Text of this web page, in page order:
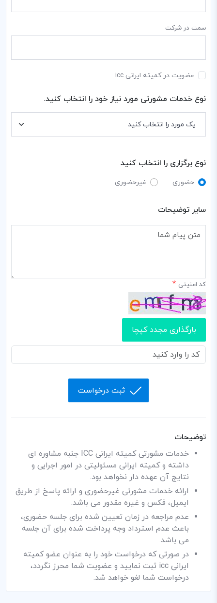
سمت در شرکت
عضویت در کمیته ایرانی icc
نوع خدمات مشورتی مورد نیاز خود را انتخاب کنید.
نوع برگزاری را انتخاب کنید
حضوری غیرحضوری
سایر توضیحات
کد امنیتی *
بارگذاری مجدد کپچا
ثبت درخواست
توضیحات
خدمات مشورتی کمیته ایرانی ICC جنبه مشاوره ای
داشته و کمیته ایرانی مسئولیتی در امور اجرایی و
نتایج آن عهده دار نخواهد بود.
ارائه خدمات مشورتی غیرحضوری و ارائه پاسخ از طریق
ایمیل، فکس و غیره مقدور می باشد.
عدم مراجعه در زمان تعیین شده برای جلسه حضوری،
باعث عدم استرداد وجه پرداخت شده برای آن جلسه
می باشد.
در صورتی که درخواست خود را به عنوان عضو کمیته
ایرانی icc ثبت نمایید و عضویت شما محرز نگردد،
درخواست شما لغو خواهد شد.